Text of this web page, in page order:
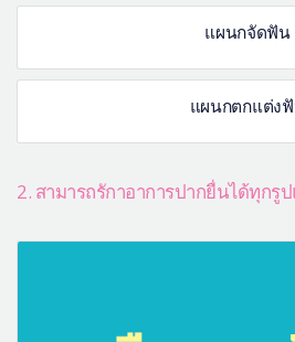
แผนกจัดฟัน
แผนกตกแต่ง
2. สามารถรักาอาการปากยื่นได้ทุกรู